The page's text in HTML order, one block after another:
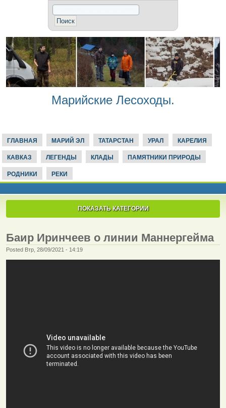
Марийские Лесоходы.
ГЛАВНАЯ МАРИЙ ЭЛ ТАТАРСТАН УРАЛ КАРЕЛИЯ
КАВКАЗ ЛЕГЕНДЫ КЛАДЫ ПАМЯТНИКИ ПРИРОДЫ
РОДНИКИ РЕКИ
ПОКАЗАТЬ КАТЕГОРИИ
Баир Иринчеев о линии Маннергейма
Posted Втр, 28/09/2021 - 14:19